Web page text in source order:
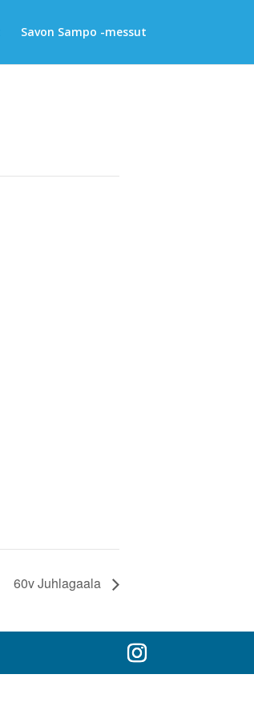
Savon Sampo -messut
60v Juhlagaala